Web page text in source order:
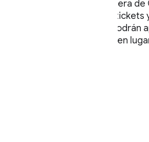
de Android ya usan la Billetera
público, comprar tickets
a la Billetera, los usuarios podrán
sus elementos esenciales, en